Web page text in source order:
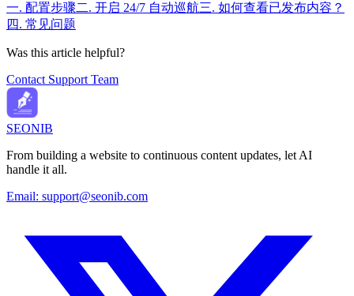
一. 配置步骤二. 开启 24/7 自动巡航三. 如何查看已发布内容？
四. 常见问题
Was this article helpful?
Contact Support Team
SEONIB
From building a website to continuous content updates, let AI
handle it all.
Email: support@seonib.com